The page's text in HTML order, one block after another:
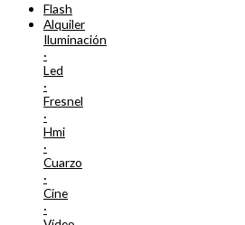
Flash
Alquiler
Iluminación
·
Led
·
Fresnel
·
Hmi
·
Cuarzo
·
Cine
·